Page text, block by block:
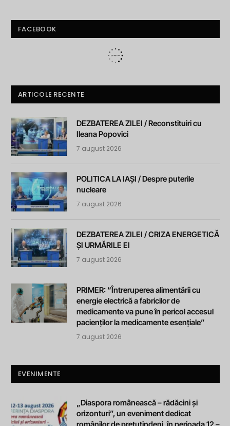
FACEBOOK
ARTICOLE RECENTE
DEZBATEREA ZILEI / Reconstituiri cu
Ileana Popovici
7 august 2026
POLITICA LA IAȘI / Despre puterile
nucleare
7 august 2026
DEZBATEREA ZILEI / CRIZA ENERGETICĂ
ȘI URMĂRILE EI
7 august 2026
PRIMER: “Întreruperea alimentării cu
energie electrică a fabricilor de
medicamente va pune în pericol accesul
pacienților la medicamente esențiale”
7 august 2026
EVENIMENTE
„Diaspora românească – rădăcini și
orizonturi”, un eveniment dedicat